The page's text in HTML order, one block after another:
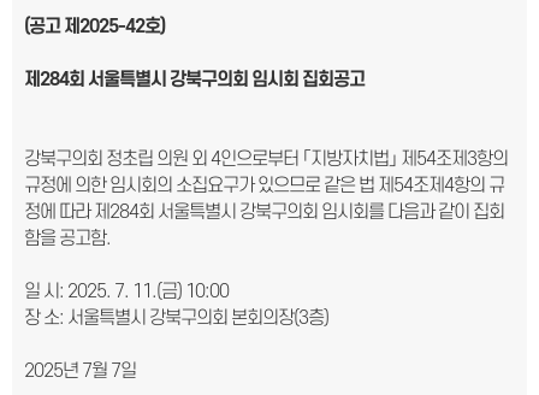
(공고 제 2025-42호)
제 284회 서울특별시 강북구의회 임시회 집회공고
강북구의회 정초립 의원 외 4인으로부터 「지방자치법」 제54조제3항의
규정에 의한 임시회의 소집요구가 있으므로 같은 법 제54조제4항의 규
정에 따라 제284회 서울특별시 강북구의회 임시회를 다음과 같이 집회
함을 공고함.
일 시: 2025. 7. 11.(금) 10:00
장 소: 서울특별시 강북구의회 본회의장(3층)
2025년 7월 7일